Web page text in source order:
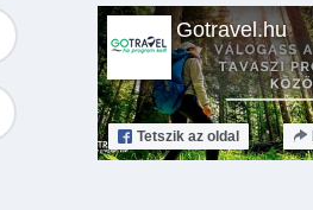
Gotravel.hu
Tetszik az oldal